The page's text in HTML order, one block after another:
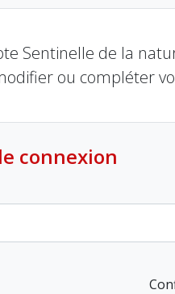
Sentinelle de la
ou compléter
connexion